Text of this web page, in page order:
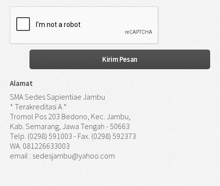
Alamat
SMA Sedes Sapientiae Jambu
* Terakreditasi A *
Tromol Pos 203 Bedono, Kec. Jambu,
Kab. Semarang, Jawa Tengah - 50663
Telp. (0298) 591003 - Fax. (0298) 592373
WA. 081226633003
email : sedesjambu@yahoo.com